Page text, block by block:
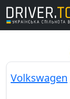
Previous
Volkswagen